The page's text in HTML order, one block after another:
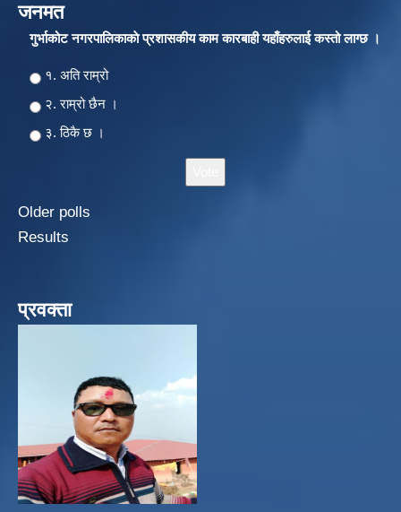
जनमत
गुर्भाकोट नगरपालिकाकाे प्रशासकीय काम कारबाही यहाँहरुलाई कस्तो लाग्छ ।
Choices
१. अति राम्रो
२‍‍. राम्रो छैन ।
३. ठिकै छ ।
Older polls
Results
प्रवक्ता